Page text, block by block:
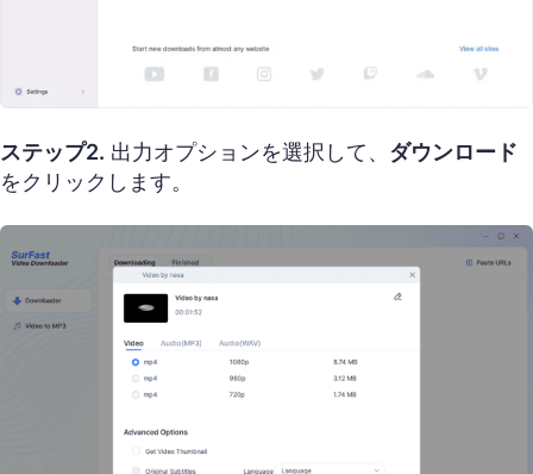
ステップ2. 出力オプションを選択して、 ダウンロード
をクリックします。